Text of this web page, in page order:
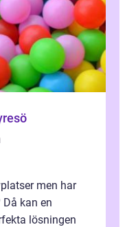
men har
kan en
lösningen